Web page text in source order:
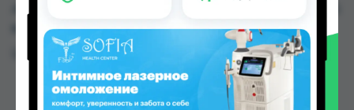
в Душанбе и других городах Таджикистана
Цена: от8.00 TJS